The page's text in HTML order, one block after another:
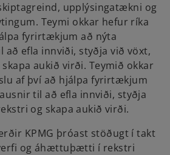
upplýsingatækni og
Teymi okkar hefur ríka
fyrirtækjum að nýta
efla innviði, styðja við vöxt,
aukið virði. Teymið okkar
af því að hjálpa fyrirtækjum
til að efla innviði, styðja
og skapa aukið virði.
KPMG þróast stöðugt í takt
og áhættuþætti í rekstri